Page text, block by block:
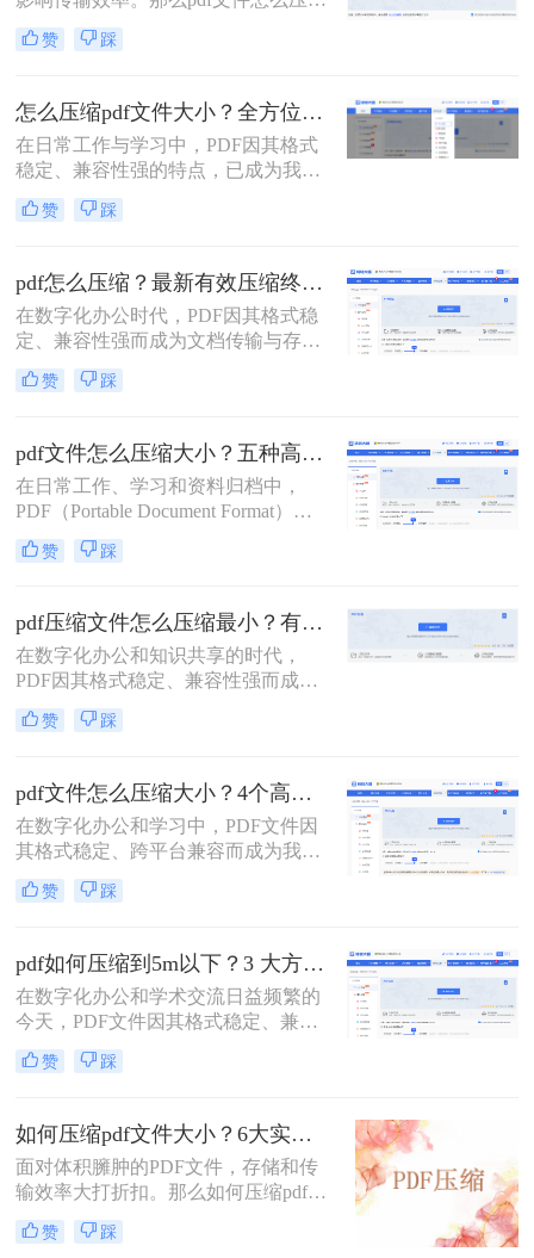
大小呢？本文将系统介绍5种主流压
缩方法，助你精准平衡文件体积与质
赞 踩
怎么压缩pdf文件大小？全方位高效压缩方法终极指南！
在日常工作与学习中，PDF因其格式
稳定、兼容性强的特点，已成为我们
分享文档、报告和论文的首选格式。
然而，过大的PDF文件常常会带来诸
度、占用大量存储空间，甚至可能超
出某些平台的上传限制。因此，掌握
怎么压缩pdf文件大小的技能显得至关
重要。
赞 踩
pdf怎么压缩？最新有效压缩终极指南！
在数字化办公时代，PDF因其格式稳
定、兼容性强而成为文档传输与存档
的首选。然而，高分辨率图片、嵌入
字体和多媒体内容也使得PDF文件体
送、云端存储和即时分享带来了巨大
困扰。如何高效、无损（或视觉无
损）地压缩PDF，成为一个普遍需
求。那么pdf怎么压缩呢？
赞 踩
pdf文件怎么压缩大小？五种高效方法全面解析与实战！
在日常工作、学习和资料归档中，
PDF（Portable Document Format）因
其跨平台、格式固定的特性而成为最
常用的文件格式之一。然而，随之而
不仅占用存储空间，更在邮件发送、
即时通讯传输和网页上传时带来诸多
不便。如何在不显著损失质量的前提
下，有效“瘦身”PDF文件，已成为一
项必备技能。
赞 踩
pdf压缩文件怎么压缩最小？有效压缩方法终极指南！
在数字化办公和知识共享的时代，
PDF因其格式稳定、兼容性强而成为
文档传输的首选。然而，庞大的PDF
文件时常为我们带来困扰：邮箱附件
下载耗时、设备存储空间告急。pdf压
缩文件怎么压缩最小，成为许多人迫
切需要的技能。
赞 踩
pdf文件怎么压缩大小？4个高效传输与存储方法详解！
在数字化办公和学习中，PDF文件因
其格式稳定、跨平台兼容而成为我们
日常交流的首选格式。然而，过大的
PDF文件——无论是包含大量高分辨
书，还是设计精美的产品手册——都
会给邮件发送、云端存储和即时传输
带来诸多不便。幸运的是，通过一系
列高效的方法，我们可以显著减小
PDF文件的体积，而无需牺牲过多的
可读性。那么pdf文件怎么压缩大小
法，从在线工具到专业软件，从自动
优化到手动精调，助您轻松驾驭PDF
文件大小。
赞 踩
pdf如何压缩到5m以下？3 大方法手把手教，轻松过平台限制！
在数字化办公和学术交流日益频繁的
今天，PDF文件因其格式稳定、兼容
性强而成为我们传递信息的主要载
体。然而，一个棘手的问题常常困扰
电子邮件发送简历、在学术平台提交
论文，还是在微信等即时通讯工具中
分享资料，平台往往对附件大小有严
格限制，最常见的门槛就是5MB。一
个几十兆甚至上百兆的PDF文件，不
仅传输耗时，还可能直接导致发送失
赞 踩
如何压缩pdf文件大小？6大实用压缩方案深度解析！
面对体积臃肿的PDF文件，存储和传
输效率大打折扣。那么如何压缩pdf文
件大小呢？本文为您梳理6种主流压
缩方案，从原理到实操，助您轻松掌
赞 踩